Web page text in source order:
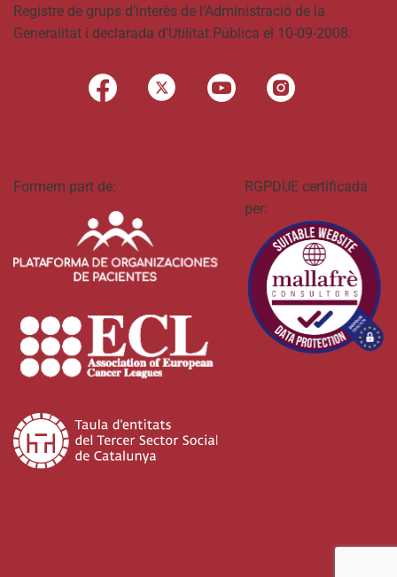
Registre de grups d’interès de l’Administració de la
Generalitat i declarada d’Utilitat Pública el 10-09-2008.
Formem part de:
RGPDUE certificada
per: